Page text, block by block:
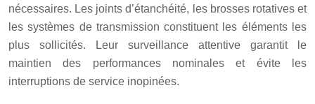
nécessaires. Les joints d’étanchéité, les brosses rotatives et
les systèmes de transmission constituent les éléments les
plus sollicités. Leur surveillance attentive garantit le
maintien des performances nominales et évite les
interruptions de service inopinées.